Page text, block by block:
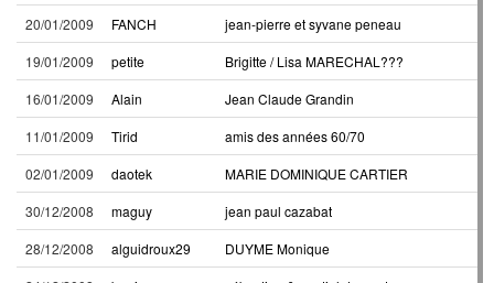
20/01/2009
FANCH
jean-pierre et syvane peneau
19/01/2009
petite
Brigitte / Lisa MARECHAL???
16/01/2009
Alain
Jean Claude Grandin
11/01/2009
Tirid
amis des années 60/70
02/01/2009
daotek
MARIE DOMINIQUE CARTIER
30/12/2008
maguy
jean paul cazabat
28/12/2008
alguidroux29
DUYME Monique